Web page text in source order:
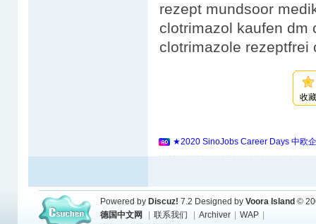
rezept mundsoor
clotrimazol kaufen dm
clotrimazole rezeptfrei
收
★2020 SinoJobs Career Days 中欧
Powered by Discuz! 7.2 Designed by Voora Island ©
德国中文网
联系我们 Archiver WAP